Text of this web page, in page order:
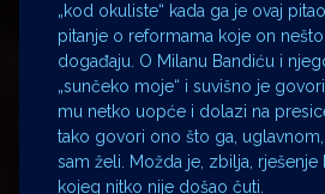
„kod okuliste“ kada ga je ovaj
pitanje o reformama koje on
događaju. O Milanu Bandiću i
„sunčeko moje“ i suvišno je
mu netko uopće i dolazi na
tako govori ono što ga,
sam želi. Možda je, zbilja,
kojeg nitko nije došao čuti.